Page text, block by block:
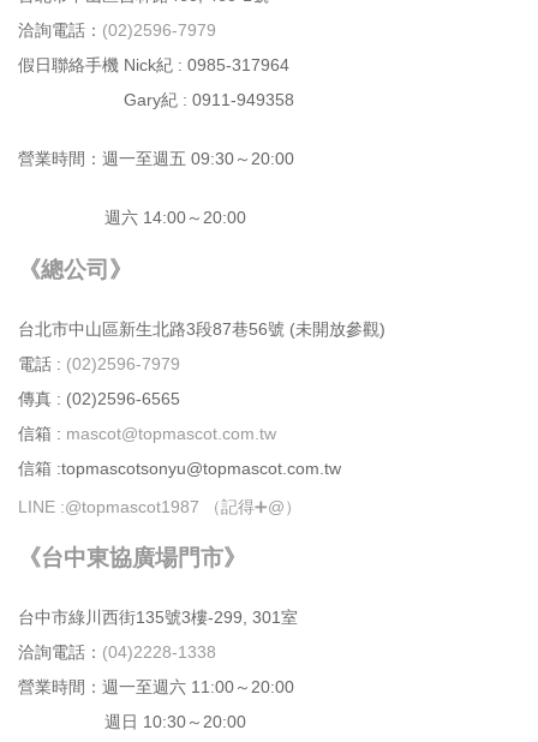
洽詢電話： (02)2596-7979
假日聯絡手機 Nick紀 : 0985-317964
Gary紀 : 0911-949358
營業時間：週⼀⾄週五 09:30～20:00
週六 14:00～20:00
《總公司》
台北市中⼭區新⽣北路3段87巷56號 (未開放參觀)
電話 : (02)2596-7979
傳真 : (02)2596-6565
信箱 : mascot@topmascot.com.tw
信箱 :topmascotsonyu@topmascot.com.tw
LINE :@topmascot1987 （記得➕@）
《台中東協廣場門市》
台中市綠川⻄街135號3樓-299, 301室
洽詢電話： (04)2228-1338
營業時間：週⼀⾄週六 11:00～20:00
週日 10:30～20:00